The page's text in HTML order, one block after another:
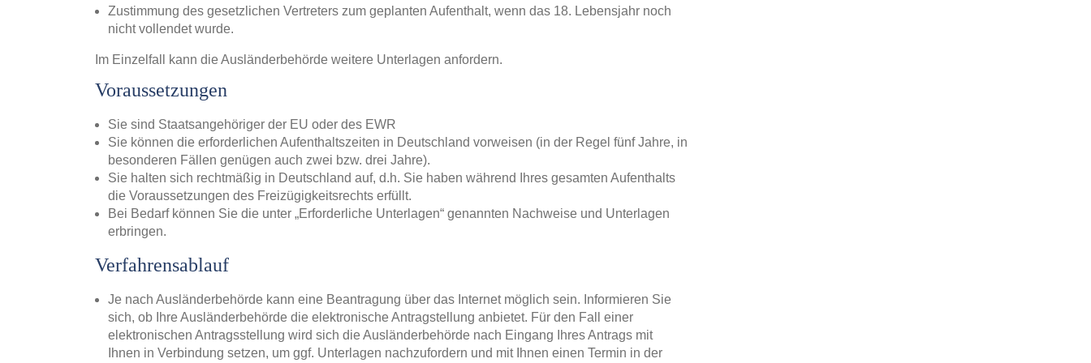
Zustimmung des gesetzlichen Vertreters zum geplanten Aufenthalt, wenn das 18. Lebensjahr noch
nicht vollendet wurde.
Im Einzelfall kann die Ausländerbehörde weitere Unterlagen anfordern.
Voraussetzungen
Sie sind Staatsangehöriger der EU oder des EWR
Sie können die erforderlichen Aufenthaltszeiten in Deutschland vorweisen (in der Regel fünf Jahre, in
besonderen Fällen genügen auch zwei bzw. drei Jahre).
Sie halten sich rechtmäßig in Deutschland auf, d.h. Sie haben während Ihres gesamten Aufenthalts
die Voraussetzungen des Freizügigkeitsrechts erfüllt.
Bei Bedarf können Sie die unter „Erforderliche Unterlagen“ genannten Nachweise und Unterlagen
erbringen.
Verfahrensablauf
Je nach Ausländerbehörde kann eine Beantragung über das Internet möglich sein. Informieren Sie
sich, ob Ihre Ausländerbehörde die elektronische Antragstellung anbietet. Für den Fall einer
elektronischen Antragsstellung wird sich die Ausländerbehörde nach Eingang Ihres Antrags mit
Ihnen in Verbindung setzen, um ggf. Unterlagen nachzufordern und mit Ihnen einen Termin in der